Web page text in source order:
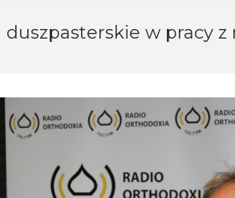
duszpasterskie w pracy